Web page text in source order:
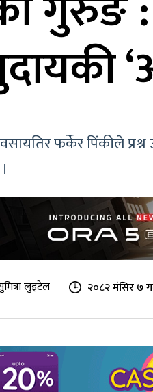
फर्केर पिंकीले
लुइटेल २०८२ मंसिर ७